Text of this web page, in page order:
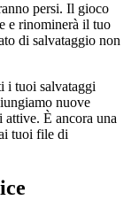
persi. Il gioco
e rinominerà il tuo
di salvataggio non
i tuoi salvataggi
nuove
È ancora una
tuoi file di